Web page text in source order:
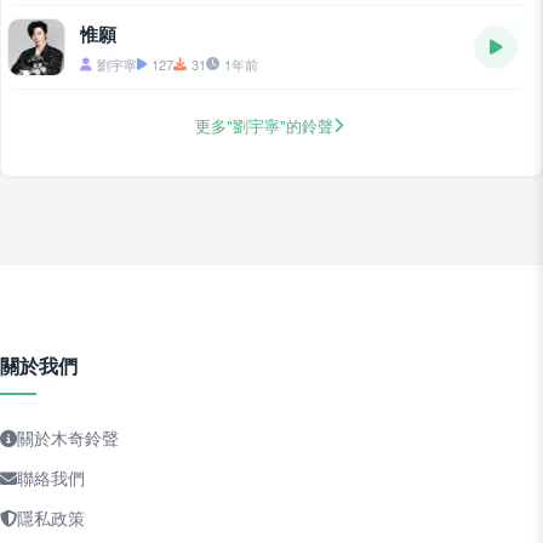
惟願
劉宇寧 127 31 1年前
更多"劉宇寧"的鈴聲
關於我們
關於木奇鈴聲
聯絡我們
隱私政策